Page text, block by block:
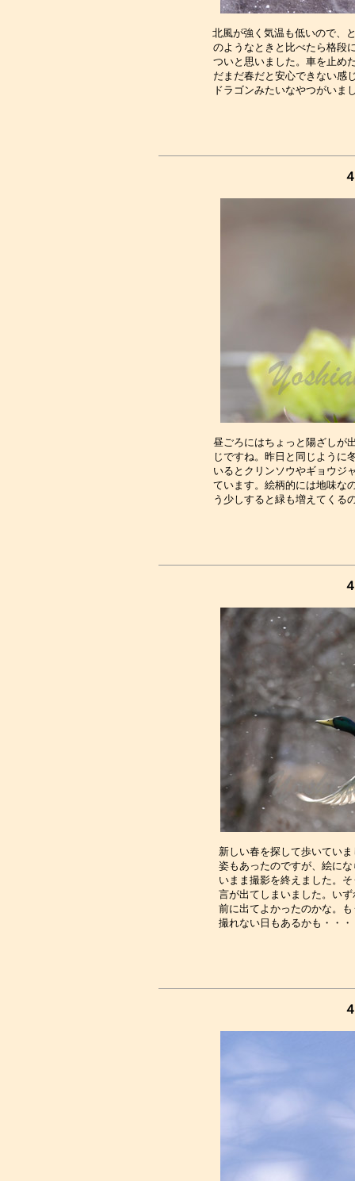
北風が強く気温も低いので、
のようなときと比べたら格段
ついと思いました。車を止め
だまだ春だと安心できない感
昼ごろにはちょっと陽ざしが
じですね。昨日と同じように
いるとクリンソウやギョウジ
ています。絵柄的には地味な
新しい春を探して歩いてい
姿もあったのですが、絵に
いまま撮影を終えました。
言が出てしまいました。い
前に出てよかったのかな。